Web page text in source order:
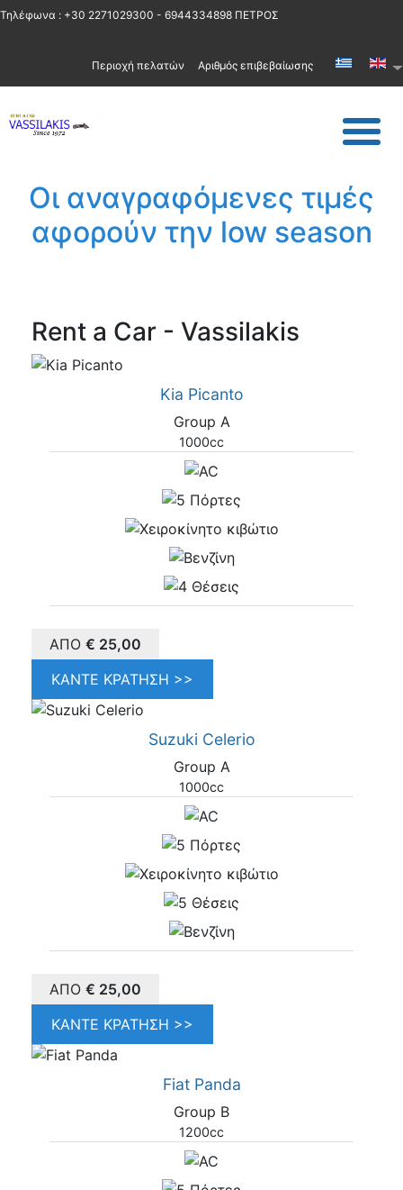
Τηλέφωνα : +30 2271029300 - 6944334898 ΠΕΤΡΟΣ
Περιοχή πελατών Αριθμός επιβεβαίωσης
Οι αναγραφόμενες τιμές
αφορούν την low season
Rent a Car - Vassilakis
Kia Picanto
Group A
1000cc
ΑΠΌ € 25,00
ΚΆΝΤΕ ΚΡΆΤΗΣΗ >>
Suzuki Celerio
Group A
1000cc
ΑΠΌ € 25,00
ΚΆΝΤΕ ΚΡΆΤΗΣΗ >>
Fiat Panda
Group B
1200cc